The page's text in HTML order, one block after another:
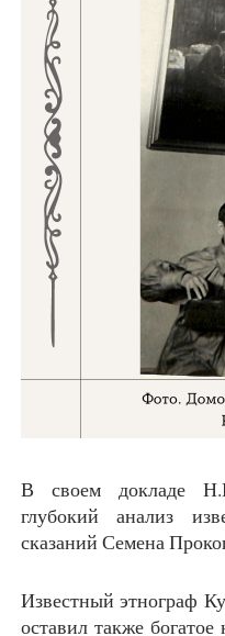
В своем докладе
глубокий анализ
сказаний Семена
Известный этнограф
оставил также